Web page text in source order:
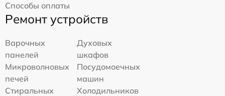
Способы оплаты
Ремонт устройств
Варочных
панелей
Духовых
шкафов
Микроволновых
печей
Посудомоечных
машин
Стиральных
Холодильников